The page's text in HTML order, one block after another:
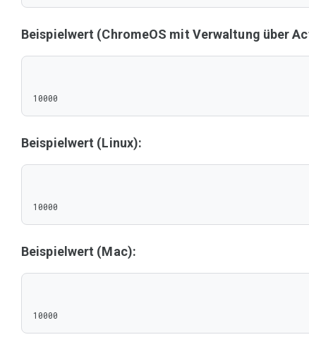
Beispielwert (ChromeOS mit Verwaltung über
10000
Beispielwert (Linux):
10000
Beispielwert (Mac):
10000